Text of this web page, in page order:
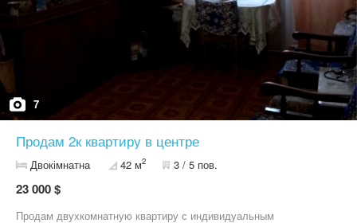
7
Продам 2к квартиру в центре
Двокімнатна 42 м2 3 / 5 пов.
23 000 $
Продам двухкомнатную квартиру с индивидуальным